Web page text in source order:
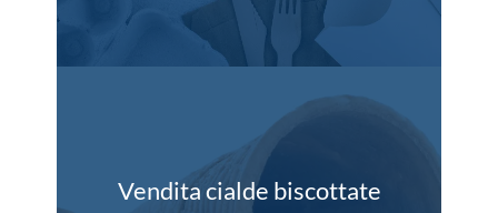
Vendita cialde biscottate